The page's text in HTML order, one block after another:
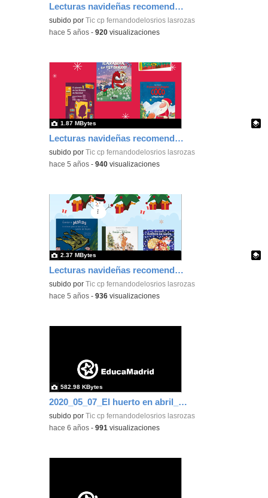
Lecturas navideñas recomendadas_Segundo Equipo Primaria_CEIP FDLR_Las Rozas
Contenido educativo.
subido por Tic cp fernandodelosrios lasrozas
-hace 5 años -920 visualizaciones
Lecturas navideñas recomendadas_Primer Equipo Primaria_CEIP FDLR_Las Rozas
Contenido educativo.
subido por Tic cp fernandodelosrios lasrozas
1.87 MBytes
-hace 5 años -940 visualizaciones
Lecturas navideñas recomendadas_Infantil_CEIP FDLR_Las Rozas
Contenido educativo.
subido por Tic cp fernandodelosrios lasrozas
2.37 MBytes
-hace 5 años -936 visualizaciones
2020_05_07_El huerto en abril_CEIP FDLR_Las Rozas 3
subido por Tic cp fernandodelosrios lasrozas
582.98 KBytes
-hace 6 años -991 visualizaciones